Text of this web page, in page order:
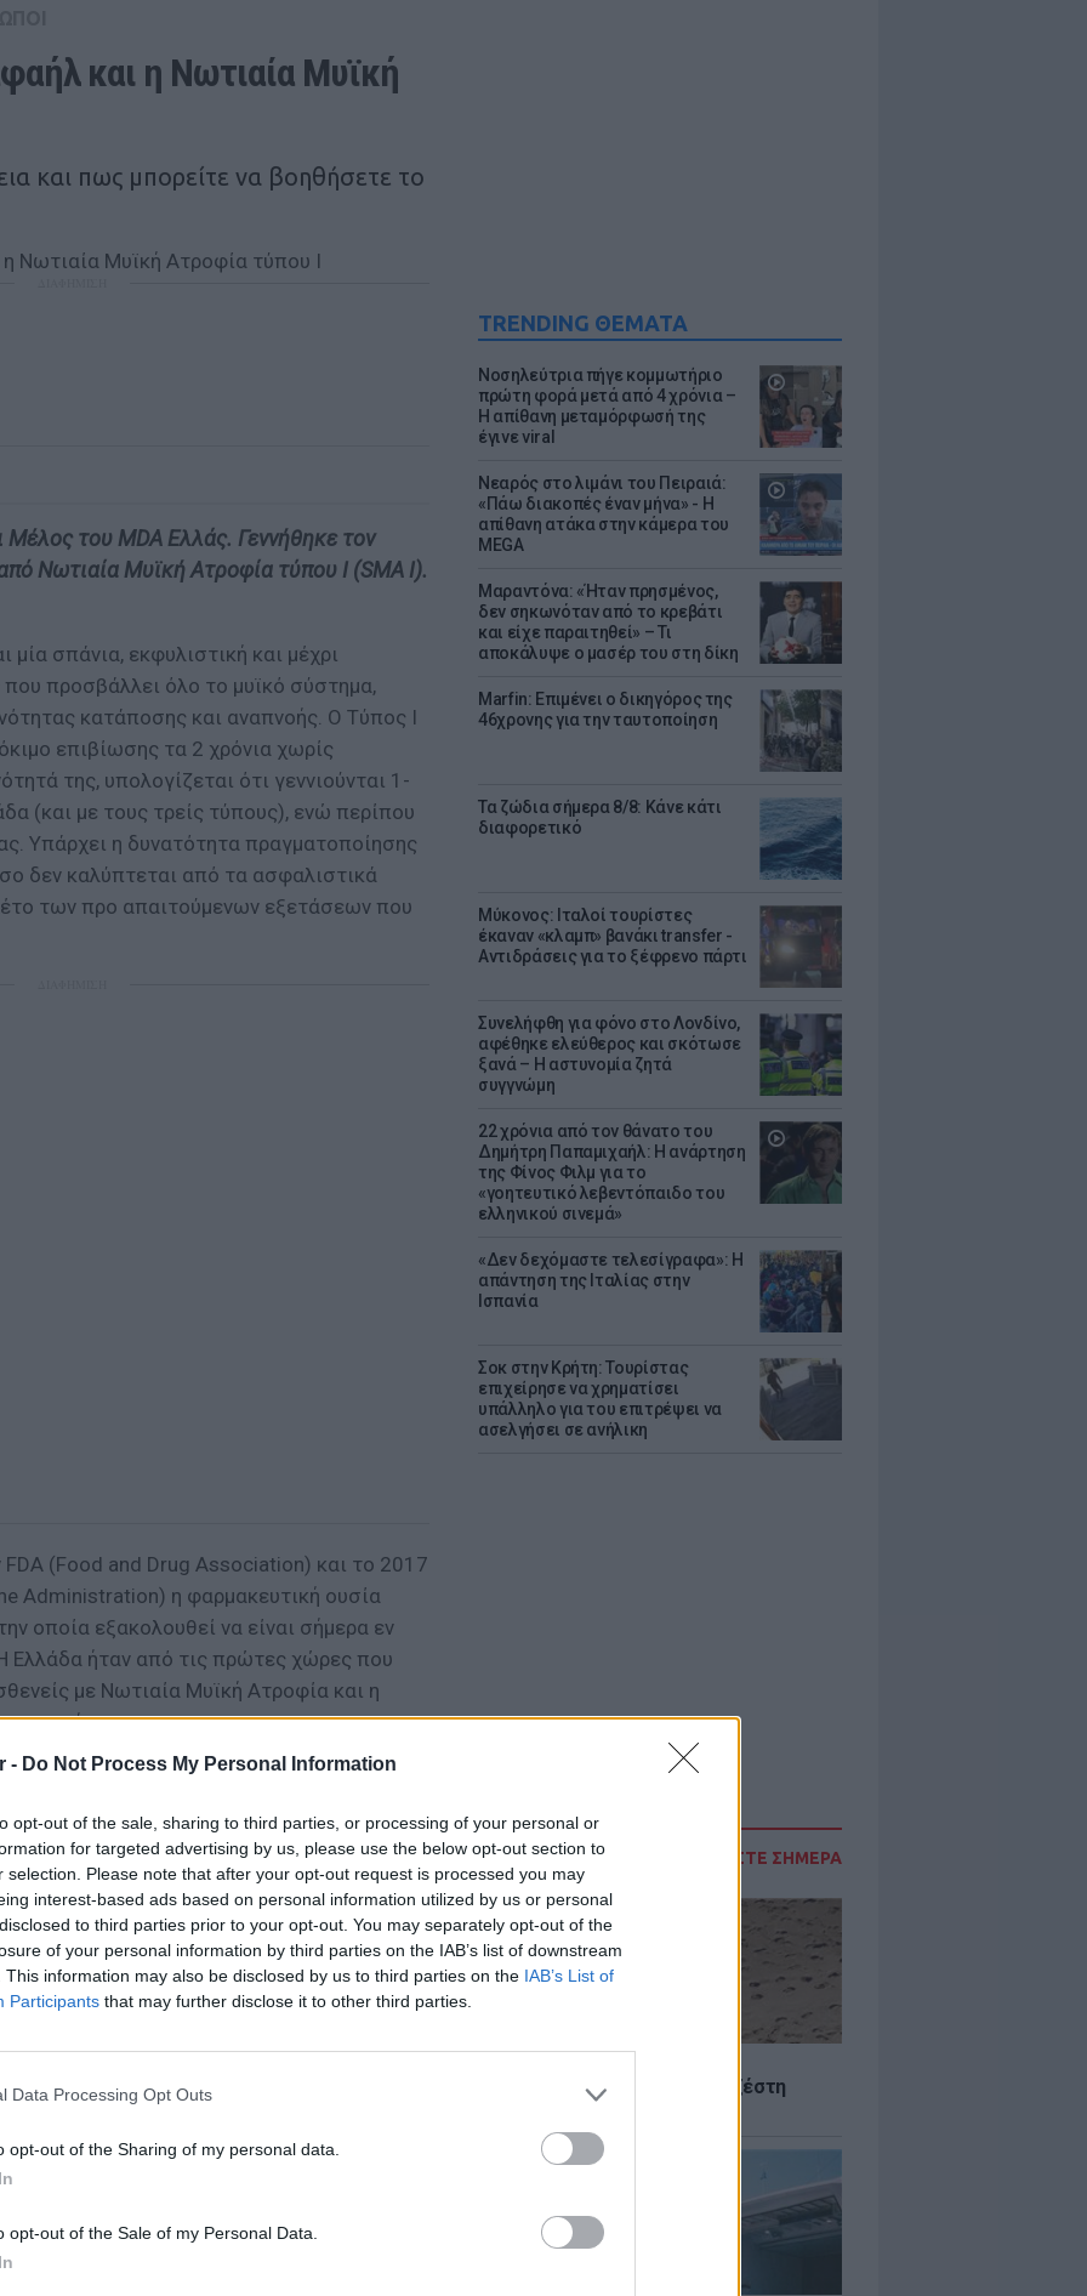
- Do Not Process My Personal Information
opt-out of the sale, sharing to third parties, or processing of your personal or
for targeted advertising by us, please use the below opt-out section to
selection. Please note that after your opt-out request is processed you may
interest-based ads based on personal information utilized by us or personal
to third parties prior to your opt-out. You may separately opt-out of the
of your personal information by third parties on the IAB’s list of downstream
This information may also be disclosed by us to third parties on the IAB’s List of
Participants that may further disclose it to other third parties.
Data Processing Opt Outs
opt-out of the Sharing of my personal data.
opt-out of the Sale of my Personal Data.
TRENDING ΘΕΜΑΤΑ
Νοσηλεύτρια πήγε κομμωτήριο
πρώτη φορά μετά από 4 χρόνια –
Η απίθανη μεταμόρφωσή της
έγινε viral
Νεαρός στο λιμάνι του Πειραιά:
«Πάω διακοπές έναν μήνα» - Η
απίθανη ατάκα στην κάμερα του
MEGA
Μαραντόνα: «Ήταν πρησμένος,
δεν σηκωνόταν από το κρεβάτι
και είχε παραιτηθεί» – Τι
αποκάλυψε ο μασέρ του στη δίκη
Marfin: Επιμένει ο δικηγόρος της
46χρονης για την ταυτοποίηση
Τα ζώδια σήμερα 8/8: Κάνε κάτι
διαφορετικό
Μύκονος: Ιταλοί τουρίστες
έκαναν «κλαμπ» βανάκι transfer -
Αντιδράσεις για το ξέφρενο πάρτι
Συνελήφθη για φόνο στο Λονδίνο,
αφέθηκε ελεύθερος και σκότωσε
ξανά – Η αστυνομία ζητά
συγγνώμη
22 χρόνια από τον θάνατο του
Δημήτρη Παπαμιχαήλ: Η ανάρτηση
της Φίνος Φιλμ για το
«γοητευτικό λεβεντόπαιδο του
ελληνικού σινεμά»
«Δεν δεχόμαστε τελεσίγραφα»: Η
απάντηση της Ιταλίας στην
Ισπανία
Σοκ στην Κρήτη: Τουρίστας
επιχείρησε να χρηματίσει
υπάλληλο για του επιτρέψει να
ασελγήσει σε ανήλικη
ΔΙΑΒΑΣΤΕ ΣΗΜΕΡΑ
Καιρός: Πού θα «χτυπήσει» η ζέστη
και η Νωτιαία Μυϊκή
και πως μπορείτε να βοηθήσετε το
του MDA Ελλάς. Γεννήθηκε τον
Νωτιαία Μυϊκή Ατροφία τύπου Ι (SMA I).
σπάνια, εκφυλιστική και μέχρι
προσβάλλει όλο το μυϊκό σύστημα,
κατάποσης και αναπνοής. Ο Τύπος Ι
επιβίωσης τα 2 χρόνια χωρίς
της, υπολογίζεται ότι γεννιούνται 1-
(και με τους τρείς τύπους), ενώ περίπου
Υπάρχει η δυνατότητα πραγματοποίησης
δεν καλύπτεται από τα ασφαλιστικά
των προ απαιτούμενων εξετάσεων που
(Food and Drug Association) και το 2017
Administration) η φαρμακευτική ουσία
οποία εξακολουθεί να είναι σήμερα εν
ήταν από τις πρώτες χώρες που
με Νωτιαία Μυϊκή Ατροφία και η
και σήμερα.
αποσκοπεί στη βελτίωση των
τους και πράγματι συνέβαλε σημαντικά
του Παναγιώτη – Ραφαήλ.
έχει κόστος 1,000,000€ (250,000€ ετησίως
καταφέρει και στηρίζει το κεφάλι του,
μεταφέρει πράγματα από το ένα χέρι στο
χωρίς το φάρμακο αυτό.
Ηνωμένες Πολιτείες Αμερικής το
(1), το οποίο έχει σχεδιαστεί
αιτία που προκαλεί την Νωτιαία Μυϊκή
αντίγραφο του ανθρώπινου γονιδίου
η παύση της εξέλιξης της ασθένειας,
SMN με μία εφάπαξ ενδοφλέβια ένεση
δοκιμών είναι διαθέσιμα στο site στης
έγκριση να δίνεται έως την ηλικία των